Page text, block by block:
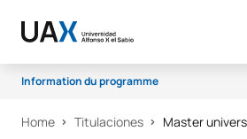
Information du programme
Pourquoi UAX ?
Home Titulaciones Master